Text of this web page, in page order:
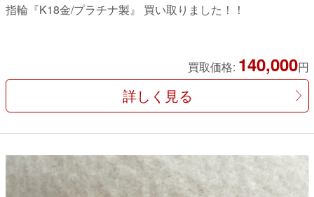
指輪『K18金/プラチナ製』 買い取りました！！
買取価格: 140,000円
詳しく見る